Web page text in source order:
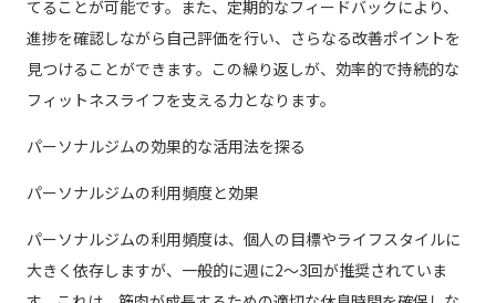
てることが可能です。また、定期的なフィードバックにより、
進捗を確認しながら自己評価を行い、さらなる改善ポイントを
見つけることができます。この繰り返しが、効率的で持続的な
フィットネスライフを支える力となります。
パーソナルジムの効果的な活用法を探る
パーソナルジムの利用頻度と効果
パーソナルジムの利用頻度は、個人の目標やライフスタイルに
大きく依存しますが、一般的に週に2〜3回が推奨されていま